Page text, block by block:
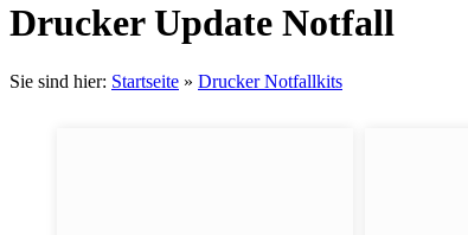
Drucker Update Notfall
Sie sind hier: Startseite » Drucker Notfallkits